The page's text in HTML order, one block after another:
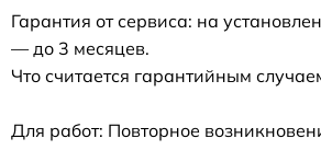
Гарантия от сервиса: на
— до 3 месяцев.
Что считается гарантийным
Для работ: Повторное